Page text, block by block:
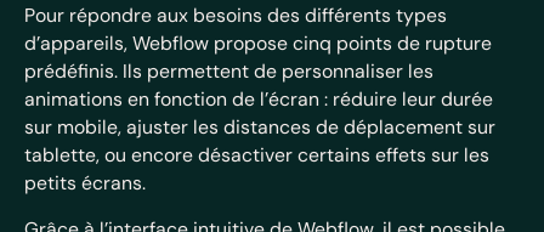
Pour répondre aux besoins des différents types
d’appareils, Webflow propose cinq points de rupture
prédéfinis. Ils permettent de personnaliser les
animations en fonction de l’écran : réduire leur durée
sur mobile, ajuster les distances de déplacement sur
tablette, ou encore désactiver certains effets sur les
petits écrans.